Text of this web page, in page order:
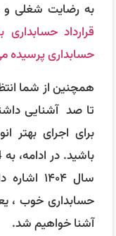
به رضایت شغلی و
قرارداد حسابداری
حسابداری پرسیده
همچنین از شما
تا صد آشنایی
برای اجرای بهتر
سال
حسابداری خوب ،
آشنا خواهیم شد.